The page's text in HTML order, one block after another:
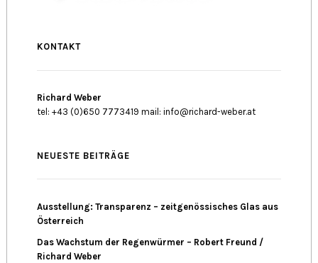
KONTAKT
Richard Weber
tel: +43 (0)650 7773419 mail: info@richard-weber.at
NEUESTE BEITRÄGE
Ausstellung: Transparenz – zeitgenössisches Glas aus
Österreich
Das Wachstum der Regenwürmer – Robert Freund /
Richard Weber